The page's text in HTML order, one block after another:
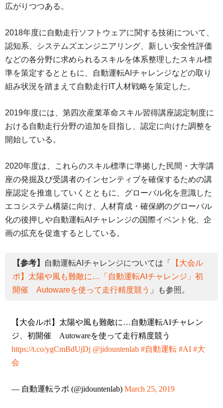
広がりつつある。
2018年度に自動走行ソフトウェアに関する技術について、
認知系、システムズエンジニアリング、新しい安全性評価
などの各分野に求められるスキルを体系整理したスキル標
準を策定するとともに、自動運転AIチャレンジなどの取り
組み状況を踏まえて自動走行IT人材戦略を策定した。
2019年度には、第四次産業革命スキル習得講座認定制度に
おける自動走行分野の追加を目指し、認定に向けた調整を
開始している。
2020年度は、これらのスキル標準に準拠した民間・大学講
座の発掘及び受講者のインセンティブを確保するための講
座認定を推進していくとともに、グローバル化を意識した
エコシステム構築に向け、人材育成・確保網のグローバル
化の後押しや自動運転AIチャレンジの国際イベント化、企
画の拡充を促進するとしている。
【参考】 自動運転AIチャレンジについては「
【大会ル
ポ】太陽や風も難敵に…「自動運転AIチャレンジ」初
開催 Autowareを使って走行精度競う 」も参照。
【大会ルポ】太陽や風も難敵に…自動運転AIチャレン
ジ、初開催 Autowareを使って走行精度競う
https://t.co/ygCmBdUjDj @jidountenlab #自動運転 #AI #大
会
— 自動運転ラボ (@jidountenlab) March 25, 2019